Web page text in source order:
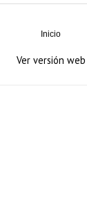
Inicio
Ver versión web